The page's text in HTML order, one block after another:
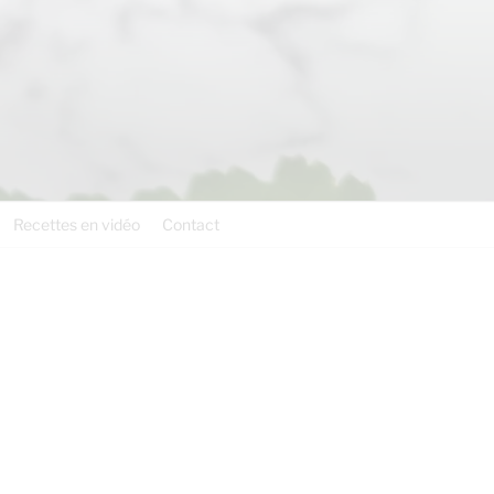
Recettes en vidéo Contact